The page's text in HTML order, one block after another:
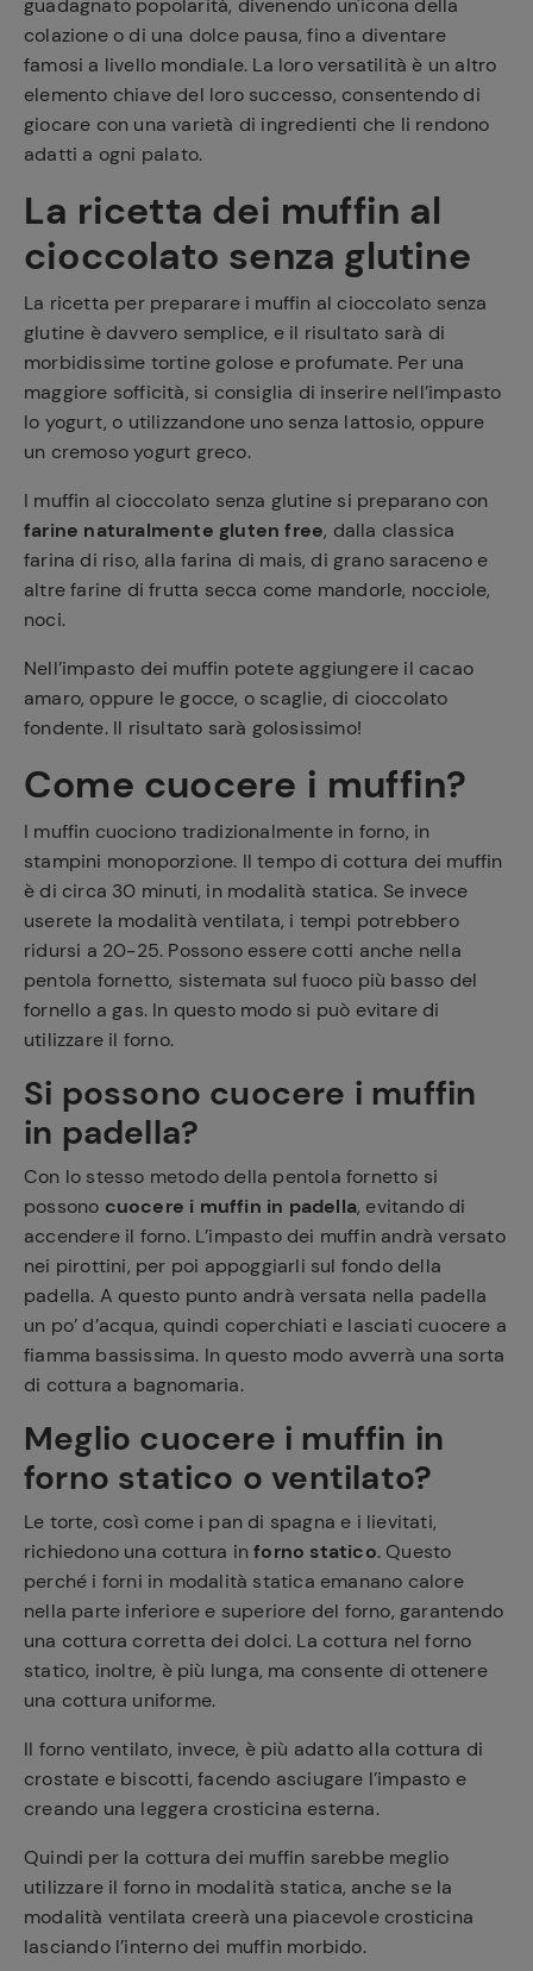
colazione o di una dolce pausa, fino a diventare
famosi a livello mondiale. La loro versatilità è un altro
elemento chiave del loro successo, consentendo di
giocare con una varietà di ingredienti che li rendono
adatti a ogni palato.
La ricetta dei muffin al
cioccolato senza glutine
La ricetta per preparare i muffin al cioccolato senza
glutine è davvero semplice, e il risultato sarà di
morbidissime tortine golose e profumate. Per una
maggiore sofficità, si consiglia di inserire nell’impasto
lo yogurt, o utilizzandone uno senza lattosio, oppure
un cremoso yogurt greco.
I muffin al cioccolato senza glutine si preparano con
farine naturalmente gluten free, dalla classica
farina di riso, alla farina di mais, di grano saraceno e
altre farine di frutta secca come mandorle, nocciole,
noci.
Nell’impasto dei muffin potete aggiungere il cacao
amaro, oppure le gocce, o scaglie, di cioccolato
fondente. Il risultato sarà golosissimo!
Come cuocere i muffin?
I muffin cuociono tradizionalmente in forno, in
stampini monoporzione. Il tempo di cottura dei muffin
è di circa 30 minuti, in modalità statica. Se invece
userete la modalità ventilata, i tempi potrebbero
ridursi a 20-25. Possono essere cotti anche nella
pentola fornetto, sistemata sul fuoco più basso del
fornello a gas. In questo modo si può evitare di
utilizzare il forno.
Si possono cuocere i muffin
in padella?
Con lo stesso metodo della pentola fornetto si
possono cuocere i muffin in padella, evitando di
accendere il forno. L’impasto dei muffin andrà versato
nei pirottini, per poi appoggiarli sul fondo della
padella. A questo punto andrà versata nella padella
un po’ d’acqua, quindi coperchiati e lasciati cuocere a
fiamma bassissima. In questo modo avverrà una sorta
di cottura a bagnomaria.
Meglio cuocere i muffin in
forno statico o ventilato?
Le torte, così come i pan di spagna e i lievitati,
richiedono una cottura inforno statico. Questo
perché i forni in modalità statica emanano calore
nella parte inferiore e superiore del forno, garantendo
una cottura corretta dei dolci. La cottura nel forno
statico, inoltre, è più lunga, ma consente di ottenere
una cottura uniforme.
Il forno ventilato, invece, è più adatto alla cottura di
crostate e biscotti, facendo asciugare l’impasto e
creando una leggera crosticina esterna.
Quindi per la cottura dei muffin sarebbe meglio
utilizzare il forno in modalità statica, anche se la
modalità ventilata creerà una piacevole crosticina
lasciando l’interno dei muffin morbido.
preferite